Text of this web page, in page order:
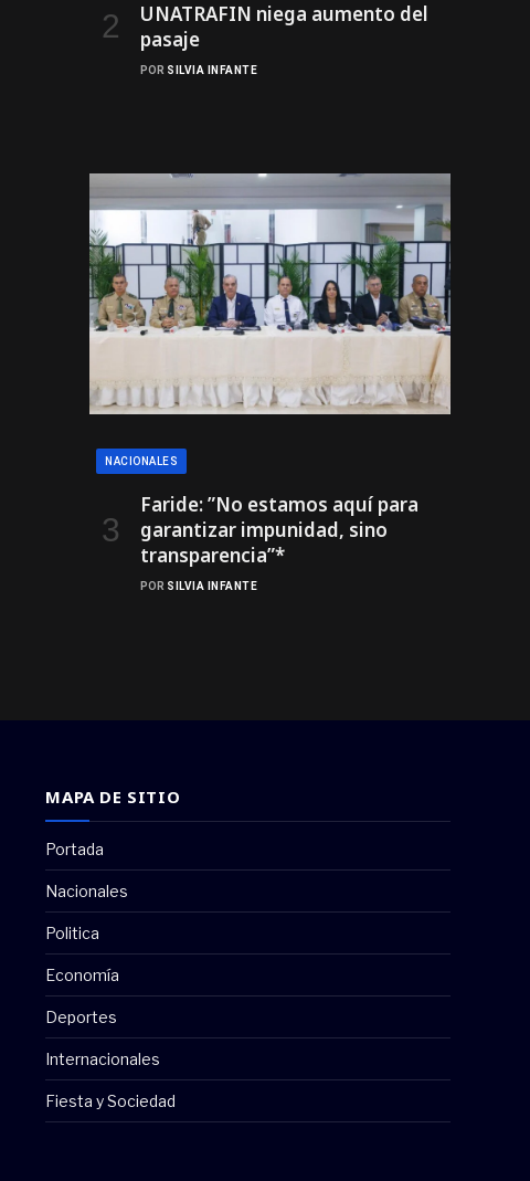
UNATRAFIN niega aumento del
pasaje
POR SILVIA INFANTE
NACIONALES
Faride: ”No estamos aquí para
garantizar impunidad, sino
transparencia”*
POR SILVIA INFANTE
MAPA DE SITIO
Portada
Nacionales
Politica
Economía
Deportes
Internacionales
Fiesta y Sociedad